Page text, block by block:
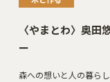
〈やまとわ〉奥田
ー
森への想いと人の暮ら